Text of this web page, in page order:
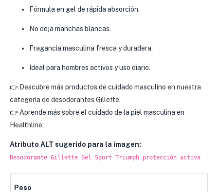
Fórmula en gel de rápida absorción.
No deja manchas blancas.
Fragancia masculina fresca y duradera.
Ideal para hombres activos y uso diario.
👉 Descubre más productos de cuidado masculino en nuestra
categoría de desodorantes Gillette.
👉 Aprende más sobre el cuidado de la piel masculina en
Healthline.
Atributo ALT sugerido para la imagen:
Desodorante Gillette Gel Sport Triumph protección activa
Peso